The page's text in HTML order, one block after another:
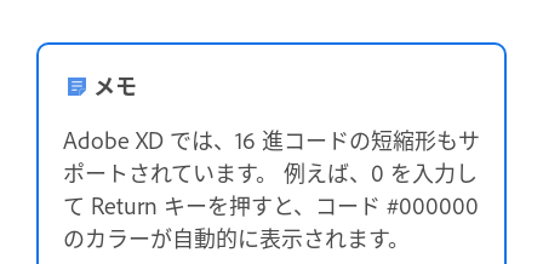
メモ
Adobe XD では、16 進コードの短縮形もサ
ポートされています。 例えば、0 を入力し
て Return キーを押すと、コード #000000
のカラーが自動的に表示されます。